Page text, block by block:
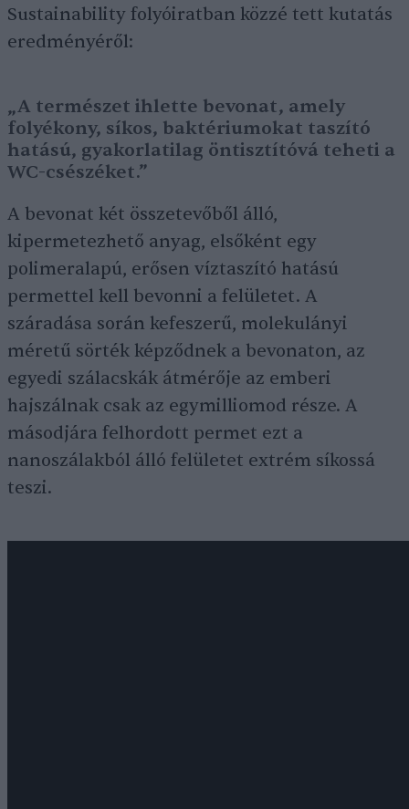
Sustainability folyóiratban közzé tett kutatás
eredményéről:
„A természet ihlette bevonat, amely
folyékony, síkos, baktériumokat taszító
hatású, gyakorlatilag öntisztítóvá teheti a
WC-csészéket.”
A bevonat két összetevőből álló,
kipermetezhető anyag, elsőként egy
polimeralapú, erősen víztaszító hatású
permettel kell bevonni a felületet. A
száradása során kefeszerű, molekulányi
méretű sörték képződnek a bevonaton, az
egyedi szálacskák átmérője az emberi
hajszálnak csak az egymilliomod része. A
másodjára felhordott permet ezt a
nanoszálakból álló felületet extrém síkossá
teszi.